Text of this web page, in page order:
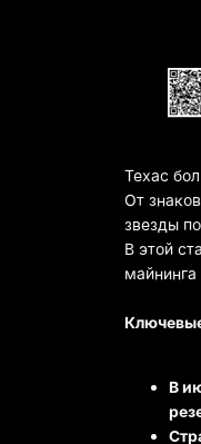
Техас
От
звезды
В этой
В